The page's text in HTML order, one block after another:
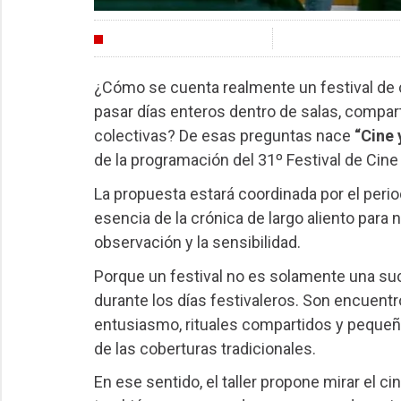
¿Cómo se cuenta realmente un festival
pasar días enteros dentro de salas,
colectivas? De esas preguntas nace “Cine
de la programación del 31º Festival de
La propuesta estará coordinada por el
esencia de la crónica de largo aliento para
observación y la sensibilidad.
Porque un festival no es solamente una
durante los días festivaleros. Son
entusiasmo, rituales compartidos y
de las coberturas tradicionales.
En ese sentido, el taller propone mirar el